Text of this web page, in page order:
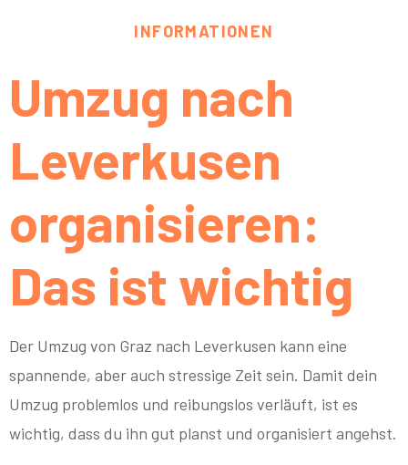
INFORMATIONEN
Umzug nach
Leverkusen
organisieren:
Das ist wichtig
Der Umzug von Graz nach Leverkusen kann eine
spannende, aber auch stressige Zeit sein. Damit dein
Umzug problemlos und reibungslos verläuft, ist es
wichtig, dass du ihn gut planst und organisiert angehst.